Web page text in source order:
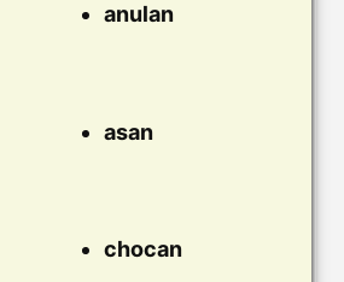
anulan
asan
chocan